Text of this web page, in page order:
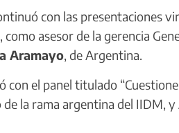
con las presentaciones
, como asesor de la gerencia
Aramayo, de Argentina.
con el panel titulado
de la rama argentina del IIDM, y